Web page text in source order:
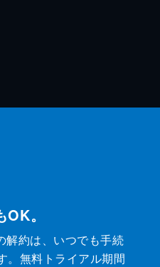
。
解約は、いつでも手続
。無料トライアル期間